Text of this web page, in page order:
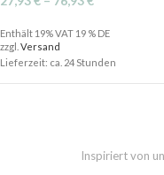
Enthält 19% VAT 19 % DE
zzgl. Versand
Lieferzeit: ca. 24 Stunden
Inspiriert von